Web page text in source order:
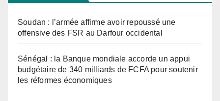
Soudan : l’armée affirme avoir repoussé une
offensive des FSR au Darfour occidental
Sénégal : la Banque mondiale accorde un appui
budgétaire de 340 milliards de FCFA pour soutenir
les réformes économiques